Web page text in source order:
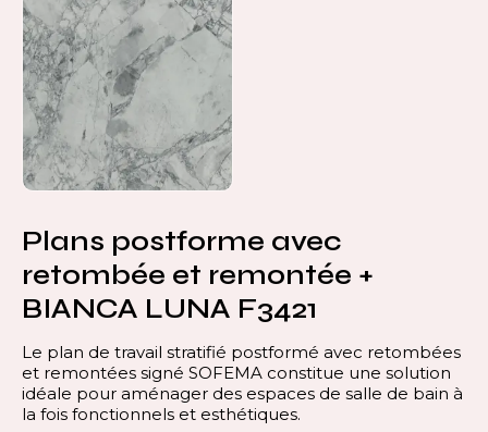
Plans postforme avec
retombée et remontée +
BIANCA LUNA F3421
Le plan de travail stratifié postformé avec retombées
et remontées signé SOFEMA constitue une solution
idéale pour aménager des espaces de salle de bain à
la fois fonctionnels et esthétiques.